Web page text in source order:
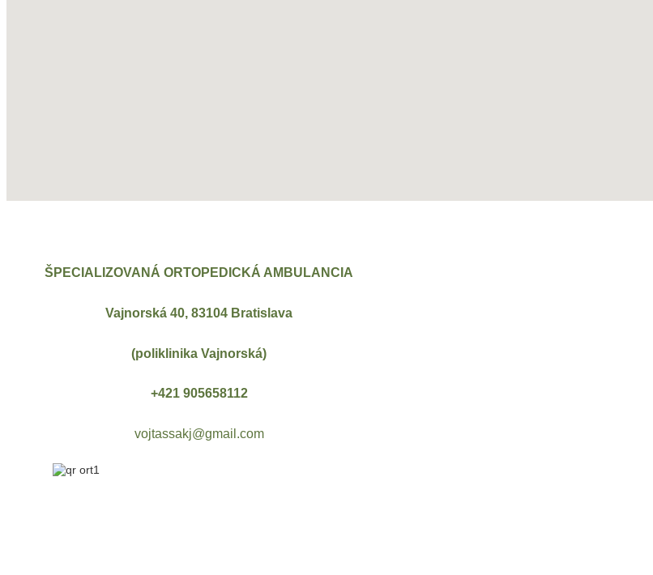
ŠPECIALIZOVANÁ ORTOPEDICKÁ AMBULANCIA
Vajnorská 40, 83104 Bratislava
(poliklinika Vajnorská)
+421 905658112
vojtassakj@gmail.com